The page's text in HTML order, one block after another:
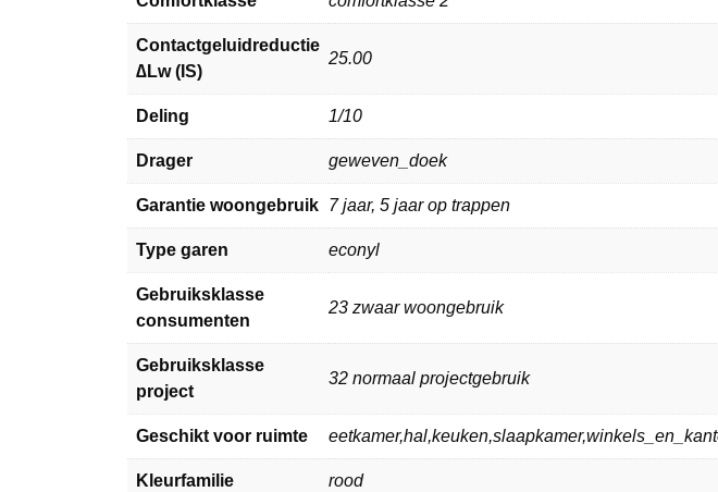
Contactgeluidreductie
∆Lw (IS)
25.00
Deling 1/10
Drager geweven_doek
Garantie woongebruik 7 jaar, 5 jaar op trappen
Type garen econyl
Gebruiksklasse
consumenten
23 zwaar woongebruik
Gebruiksklasse
project
32 normaal projectgebruik
Geschikt voor ruimte
Kleurfamilie rood